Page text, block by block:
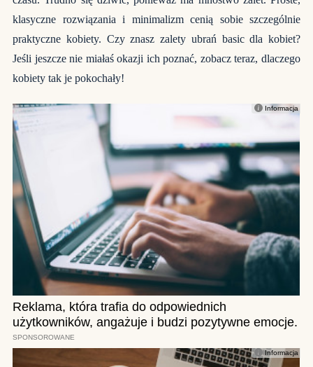
klasyczne rozwiązania i minimalizm cenią sobie szczególnie
praktyczne kobiety. Czy znasz zalety ubrań basic dla kobiet?
Jeśli jeszcze nie miałaś okazji ich poznać, zobacz teraz, dlaczego
kobiety tak je pokochały!